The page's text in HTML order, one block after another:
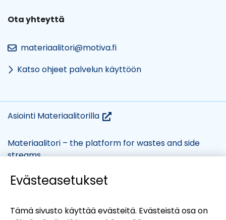
Ota yhteyttä
materiaalitori@motiva.fi
Katso ohjeet palvelun käyttöön
Asiointi Materiaalitorilla(siirryt
palveluun)
Materiaalitori – the platform for wastes and side
streams
Evästekäytännöt Tietosuojaseloste
palveluun)
Evästeasetukset
Tämä sivusto käyttää evästeitä. Evästeistä osa on